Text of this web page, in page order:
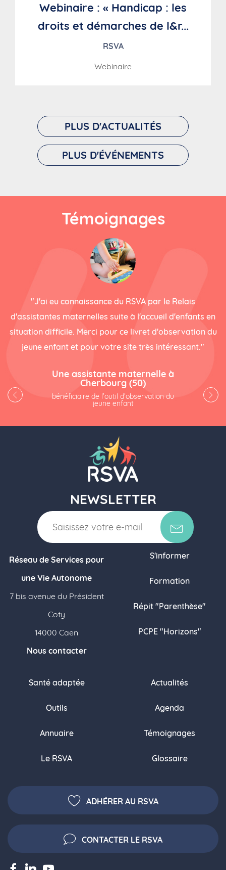
Webinaire : « Handicap : les
droits et démarches de l&r...
RSVA
Webinaire
PLUS D'ACTUALITÉS
PLUS D'ÉVÉNEMENTS
Témoignages
"J'ai eu connaissance du RSVA par le Relais
d'assistantes maternelles suite à l'accueil d'enfants en
situation difficile. Merci pour ce livret d'observation du
jeune enfant et pour votre site très intéressant."
Une assistante maternelle à
Cherbourg (50)
bénéficiaire de l'outil d'observation du
jeune enfant
NEWSLETTER
Réseau de Services pour
une Vie Autonome
7 bis avenue du Président
Coty
14000 Caen
Nous contacter
S'informer
Formation
Répit "Parenthèse"
PCPE "Horizons"
Santé adaptée
Outils
Annuaire
Le RSVA
Actualités
Agenda
Témoignages
Glossaire
ADHÉRER AU RSVA
CONTACTER LE RSVA